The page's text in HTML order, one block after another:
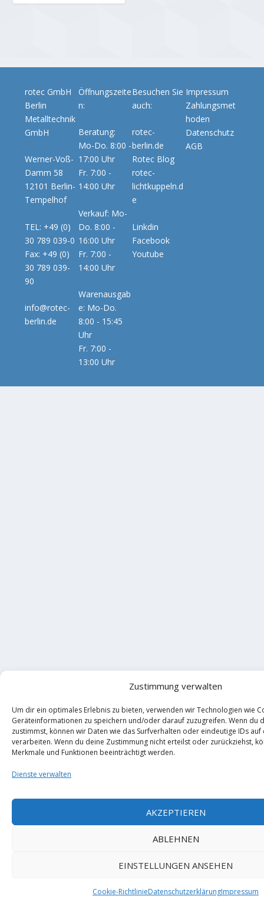
Zustimmung verwalten
Um dir ein optimales Erlebnis zu bieten, verwenden wir Technologien wie
Geräteinformationen zu speichern und/oder darauf zuzugreifen. Wenn du
zustimmst, können wir Daten wie das Surfverhalten oder eindeutige IDs
verarbeiten. Wenn du deine Zustimmung nicht erteilst oder zurückziehst,
Merkmale und Funktionen beeinträchtigt werden.
Dienste verwalten
AKZEPTIEREN
ABLEHNEN
EINSTELLUNGEN ANSEHEN
Cookie-RichtlinieDatenschutzerklärungImpressum
rotec GmbH
Berlin
Metalltechnik
GmbH
Werner-Voß-
Damm 58
12101 Berlin-
Tempelhof
TEL: +49 (0)
30 789 039-0
Fax: +49 (0)
30 789 039-
90
info@rotec-
berlin.de
Öffnungszeite
n:
Beratung:
Mo-Do. 8:00 -
17:00 Uhr
Fr. 7:00 -
14:00 Uhr
Verkauf: Mo-
Do. 8:00 -
16:00 Uhr
Fr. 7:00 -
14:00 Uhr
Warenausgab
e: Mo-Do.
8:00 - 15:45
Uhr
Fr. 7:00 -
13:00 Uhr
Besuchen Sie
auch:
rotec-
berlin.de
Rotec Blog
rotec-
lichtkuppeln.d
e
Linkdin
Facebook
Youtube
Impressum
Zahlungsmet
hoden
Datenschutz
AGB